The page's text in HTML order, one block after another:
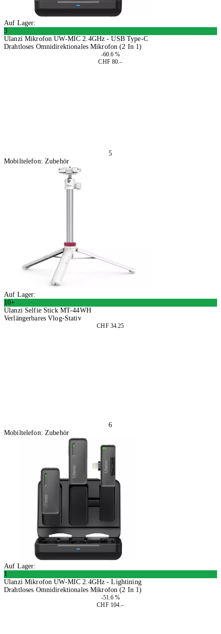
Auf Lager:
3
Ulanzi Mikrofon UW-MIC 2.4GHz - USB Type-C
Drahtloses Omnidirektionales Mikrofon (2 In 1)
-60.6 %
CHF 80.–
5
Mobiltelefon: Zubehör
Auf Lager:
10+
Ulanzi Selfie Stick MT-44WH
Verlängerbares Vlog-Stativ
CHF 34.25
6
Mobiltelefon: Zubehör
Auf Lager:
1
Ulanzi Mikrofon UW-MIC 2.4GHz - Lightining
Drahtloses Omnidirektionales Mikrofon (2 In 1)
-51.6 %
CHF 104.–